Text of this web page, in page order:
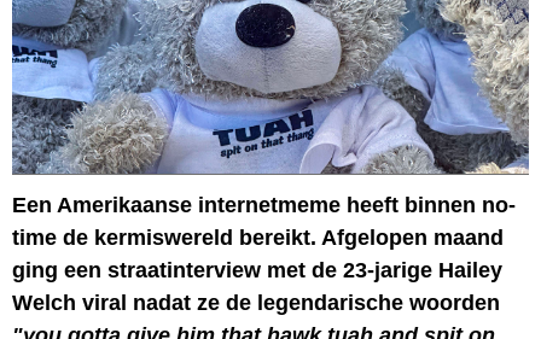
Een Amerikaanse internetmeme heeft binnen no-
time de kermiswereld bereikt. Afgelopen maand
ging een straatinterview met de 23-jarige Hailey
Welch viral nadat ze de legendarische woorden